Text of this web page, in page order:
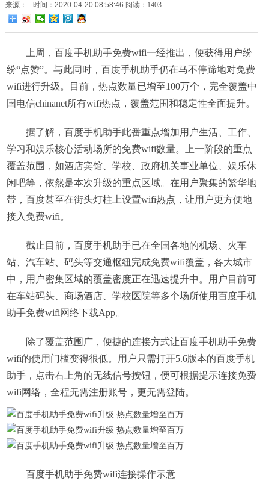
来源： 时间：2020-04-20 08:58:46 阅读：1403
上周，百度手机助手免费wifi一经推出，便获得用户纷
纷“点赞”。与此同时，百度手机助手仍在马不停蹄地对免费
wifi进行升级。目前，热点数量已增至100万个，完全覆盖中
国电信chinanet所有wifi热点，覆盖范围和稳定性全面提升。
据了解，百度手机助手此番重点增加用户生活、工作、
学习和娱乐核心活动场所的免费wifi数量。上一阶段的重点
覆盖范围，如酒店宾馆、学校、政府机关事业单位、娱乐休
闲吧等，依然是本次升级的重点区域。在用户聚集的繁华地
带，百度甚至在街头灯柱上设置wifi热点，让用户更方便地
接入免费wifi。
截止目前，百度手机助手已在全国各地的机场、火车
站、汽车站、码头等交通枢纽完成免费wifi覆盖，各大城市
中，用户密集区域的覆盖密度正在迅速提升中。用户目前可
在车站码头、商场酒店、学校医院等多个场所使用百度手机
助手免费wifi网络下载App。
除了覆盖范围广，便捷的连接方式让百度手机助手免费
wifi的使用门槛变得很低。用户只需打开5.6版本的百度手机
助手，点击右上角的无线信号按钮，便可根据提示连接免费
wifi网络，全程无需注册账号，更无需登陆。
百度手机助手免费wifi连接操作示意